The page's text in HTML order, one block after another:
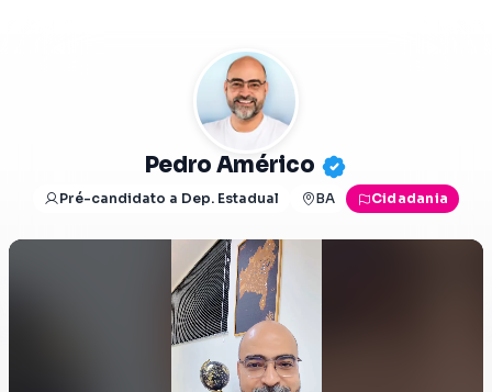
Pedro Américo
Pré-candidato a Dep. Estadual BA Cidadania